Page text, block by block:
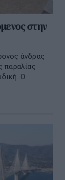
στην
άνδρας
παραλίας
Ο